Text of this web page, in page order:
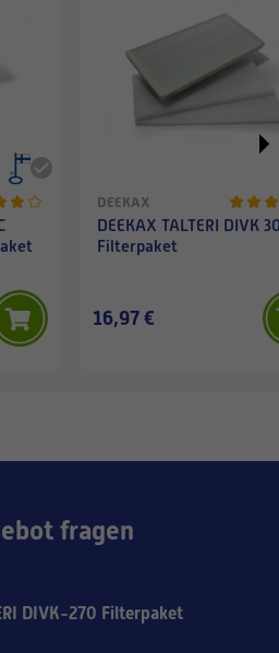
DEEKAX
DEEKAX TALTERI DIVK
Filterpaket
16,97 €
fragen
DIVK-270 Filterpaket